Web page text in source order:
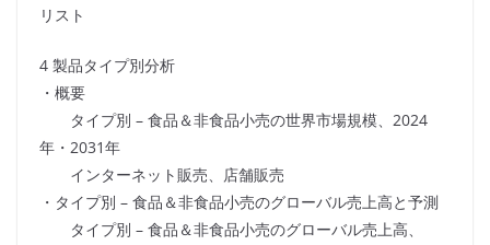
リスト
4 製品タイプ別分析
・概要
タイプ別 – 食品＆非食品小売の世界市場規模、2024
年・2031年
インターネット販売、店舗販売
・タイプ別 – 食品＆非食品小売のグローバル売上高と予測
タイプ別 – 食品＆非食品小売のグローバル売上高、